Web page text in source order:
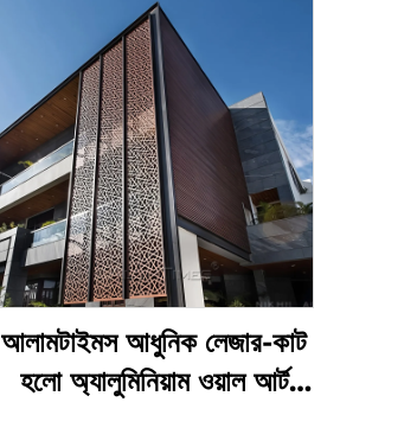
আলামটাইমস আধুনিক লেজার-কাট
হলো অ্যালুমিনিয়াম ওয়াল আর্ট